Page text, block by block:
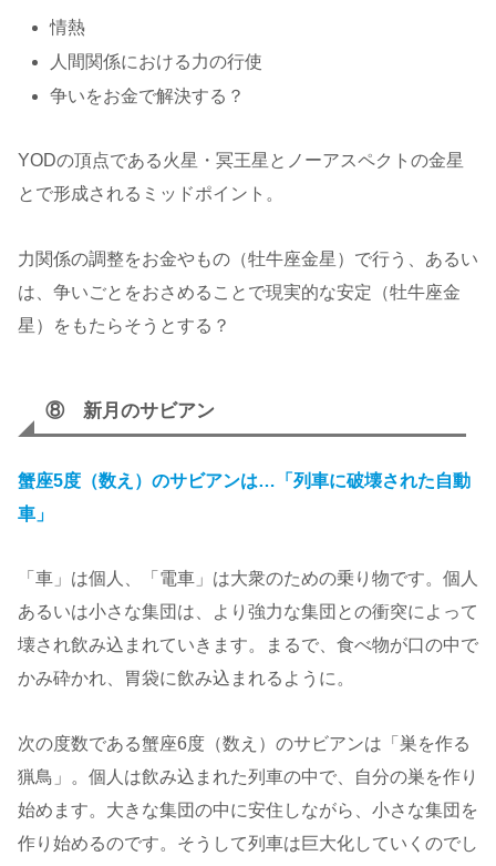
情熱
人間関係における力の行使
争いをお金で解決する？
YODの頂点である火星・冥王星とノーアスペクトの金星
とで形成されるミッドポイント。
力関係の調整をお金やもの（牡牛座金星）で行う、あるい
は、争いごとをおさめることで現実的な安定（牡牛座金
星）をもたらそうとする？
⑧ 新月のサビアン
蟹座5度（数え）のサビアンは…「列車に破壊された自動
車」
「車」は個人、「電車」は大衆のための乗り物です。個人
あるいは小さな集団は、より強力な集団との衝突によって
壊され飲み込まれていきます。まるで、食べ物が口の中で
かみ砕かれ、胃袋に飲み込まれるように。
次の度数である蟹座6度（数え）のサビアンは「巣を作る
猟鳥」。個人は飲み込まれた列車の中で、自分の巣を作り
始めます。大きな集団の中に安住しながら、小さな集団を
作り始めるのです。そうして列車は巨大化していくのでし